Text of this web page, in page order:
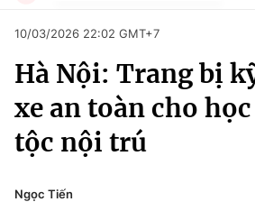
Chuyên mục
Chính trị
Xã hội
Pháp luật
Kinh tế
Thể thao
Truyền hình
Văn hóa - Giải trí
10/03/2026 22:02 GMT+7
Hà Nội: Trang bị
xe an toàn cho
tộc nội trú
Ngọc Tiến